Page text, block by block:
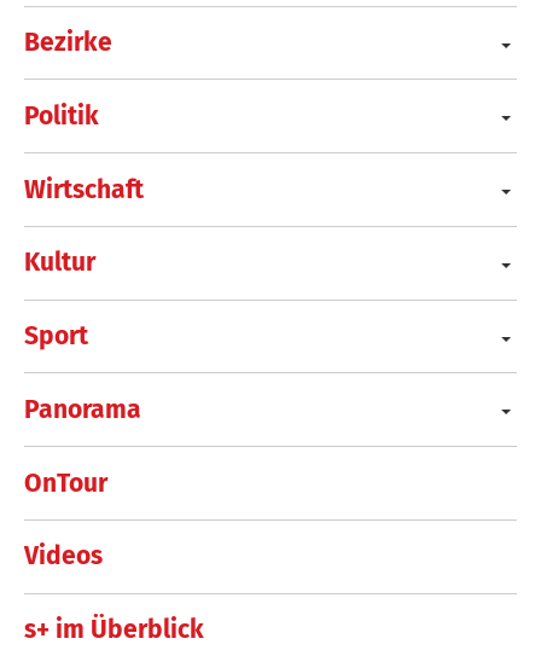
Bezirke
Politik
Wirtschaft
Kultur
Sport
Panorama
OnTour
Videos
s+ im Überblick